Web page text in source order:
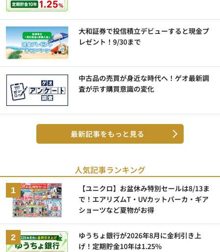
大和証券で投信積立デビューすると現金プ
レゼント！9/30まで
中古品の売買が身近な時代へ！ゲオ最新調
査が示す購買意識の変化
最新記事をもっと見る
人気記事ランキング
【ユニクロ】お盆休み特別セールは8/13ま
で！エアリズムT・UVカットパーカ・ギア
ショーツなど夏物がお得
ゆうちょ銀行が2026年8月に金利引き上
げ！定期貯金10年は1.25%